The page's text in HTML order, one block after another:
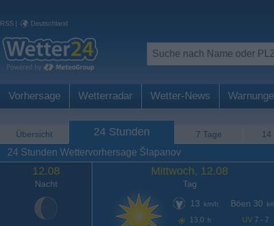
RSS | Deutschland
Vorhersage Wetterradar Wetter-News
Übersicht 24 Stunden 7 Tage 14
24 Stunden Wettervorhersage Šlapanov
12.08
Nacht
Mittwoch, 12.08
Tag
13
km/h
13,0 h
Böen 30
UV 7 - 7